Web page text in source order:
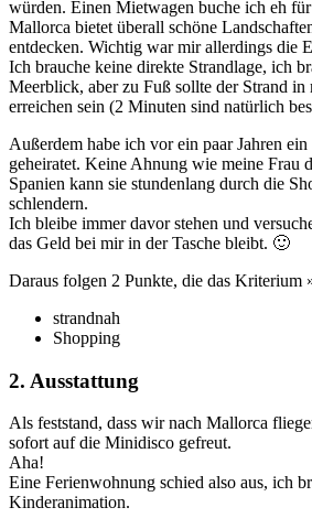
würden. Einen Mietwagen buche ich eh
Mallorca bietet überall schöne
entdecken. Wichtig war mir allerdings die
Ich brauche keine direkte Strandlage, ich
Meerblick, aber zu Fuß sollte der Strand
erreichen sein (2 Minuten sind natürlich
Außerdem habe ich vor ein paar Jahren
geheiratet. Keine Ahnung wie meine Frau
Spanien kann sie stundenlang durch die
schlendern.
Ich bleibe immer davor stehen und
das Geld bei mir in der Tasche bleibt. 🙂
Daraus folgen 2 Punkte, die das Kriterium
strandnah
Shopping
2. Ausstattung
Als feststand, dass wir nach Mallorca
sofort auf die Minidisco gefreut.
Aha!
Eine Ferienwohnung schied also aus, ich
Kinderanimation.